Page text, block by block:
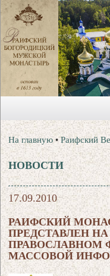
На главную •Раифский
НОВОСТИ
17.09.2010
РАИФСКИЙ
ПРЕДСТАВЛЕН
ПРАВОСЛАВНОМ
МАССОВОЙ